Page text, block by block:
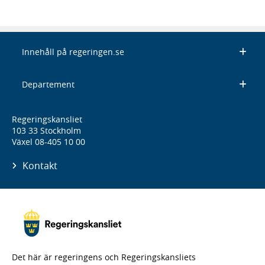
Innehåll på regeringen.se
Departement
Regeringskansliet
103 33 Stockholm
Växel 08-405 10 00
Kontakt
Det här är regeringens och Regeringskansliets